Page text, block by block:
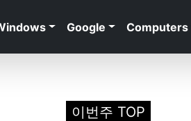
Google Computers
이번주 TOP